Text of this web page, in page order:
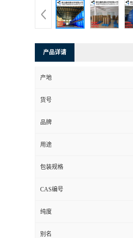
产品详请
产地
货号
品牌
用途
包装规格
CAS编号
纯度
别名